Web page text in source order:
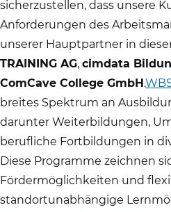
sicherzustellen, dass unsere
Anforderungen des
unserer Hauptpartner in
TRAINING AG, cimdata
ComCave College GmbH .
breites Spektrum an
darunter Weiterbildungen,
berufliche Fortbildungen in
Diese Programme zeichnen
Fördermöglichkeiten und
standortunabhängige